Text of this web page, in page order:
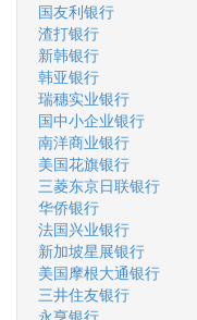
国友利银行
渣打银行
新韩银行
韩亚银行
瑞穗实业银行
国中小企业银行
南洋商业银行
美国花旗银行
三菱东京日联银行
华侨银行
法国兴业银行
新加坡星展银行
美国摩根大通银行
三井住友银行
永亨银行